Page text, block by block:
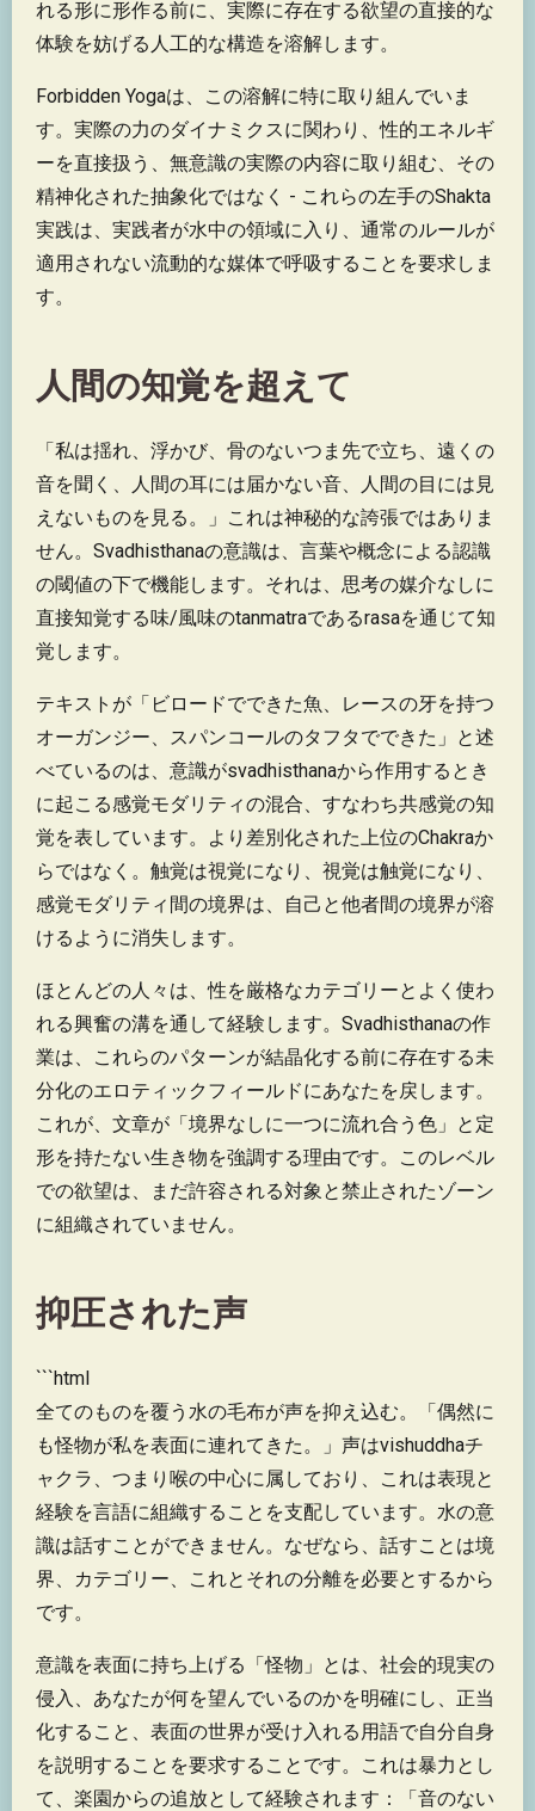
れる形に形作る前に、実際に存在する欲望の直接的な
体験を妨げる人工的な構造を溶解します。
Forbidden Yogaは、この溶解に特に取り組んでいま
す。実際の力のダイナミクスに関わり、性的エネルギ
ーを直接扱う、無意識の実際の内容に取り組む、その
精神化された抽象化ではなく - これらの左手のShakta
実践は、実践者が水中の領域に入り、通常のルールが
適用されない流動的な媒体で呼吸することを要求しま
す。
人間の知覚を超えて
「私は揺れ、浮かび、骨のないつま先で立ち、遠くの
音を聞く、人間の耳には届かない音、人間の目には見
えないものを見る。」これは神秘的な誇張ではありま
せん。Svadhisthanaの意識は、言葉や概念による認識
の閾値の下で機能します。それは、思考の媒介なしに
直接知覚する味/風味のtanmatraであるrasaを通じて知
覚します。
テキストが「ビロードでできた魚、レースの牙を持つ
オーガンジー、スパンコールのタフタでできた」と述
べているのは、意識がsvadhisthanaから作用するとき
に起こる感覚モダリティの混合、すなわち共感覚の知
覚を表しています。より差別化された上位のChakraか
らではなく。触覚は視覚になり、視覚は触覚になり、
感覚モダリティ間の境界は、自己と他者間の境界が溶
けるように消失します。
ほとんどの人々は、性を厳格なカテゴリーとよく使わ
れる興奮の溝を通して経験します。Svadhisthanaの作
業は、これらのパターンが結晶化する前に存在する未
分化のエロティックフィールドにあなたを戻します。
これが、文章が「境界なしに一つに流れ合う色」と定
形を持たない生き物を強調する理由です。このレベル
での欲望は、まだ許容される対象と禁止されたゾーン
に組織されていません。
抑圧された声
```html
全てのものを覆う水の毛布が声を抑え込む。「偶然に
も怪物が私を表面に連れてきた。」声はvishuddhaチ
ャクラ、つまり喉の中心に属しており、これは表現と
経験を言語に組織することを支配しています。水の意
識は話すことができません。なぜなら、話すことは境
界、カテゴリー、これとそれの分離を必要とするから
です。
意識を表面に持ち上げる「怪物」とは、社会的現実の
侵入、あなたが何を望んでいるのかを明確にし、正当
化すること、表面の世界が受け入れる用語で自分自身
を説明することを要求することです。これは暴力とし
て、楽園からの追放として経験されます：「音のない